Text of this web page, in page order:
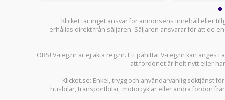
Klicket tar inget ansvar för annonsens innehåll eller
erhållas direkt från säljaren. Säljaren ansvarar för att de
OBS! V-reg.nr är ej äkta reg.nr. Ett påhittat V-reg.nr kan
att fordonet är helt nytt eller
Klicket.se: Enkel, trygg och användarvänlig söktjänst
husbilar,transportbilar, motorcyklar eller andra fordon